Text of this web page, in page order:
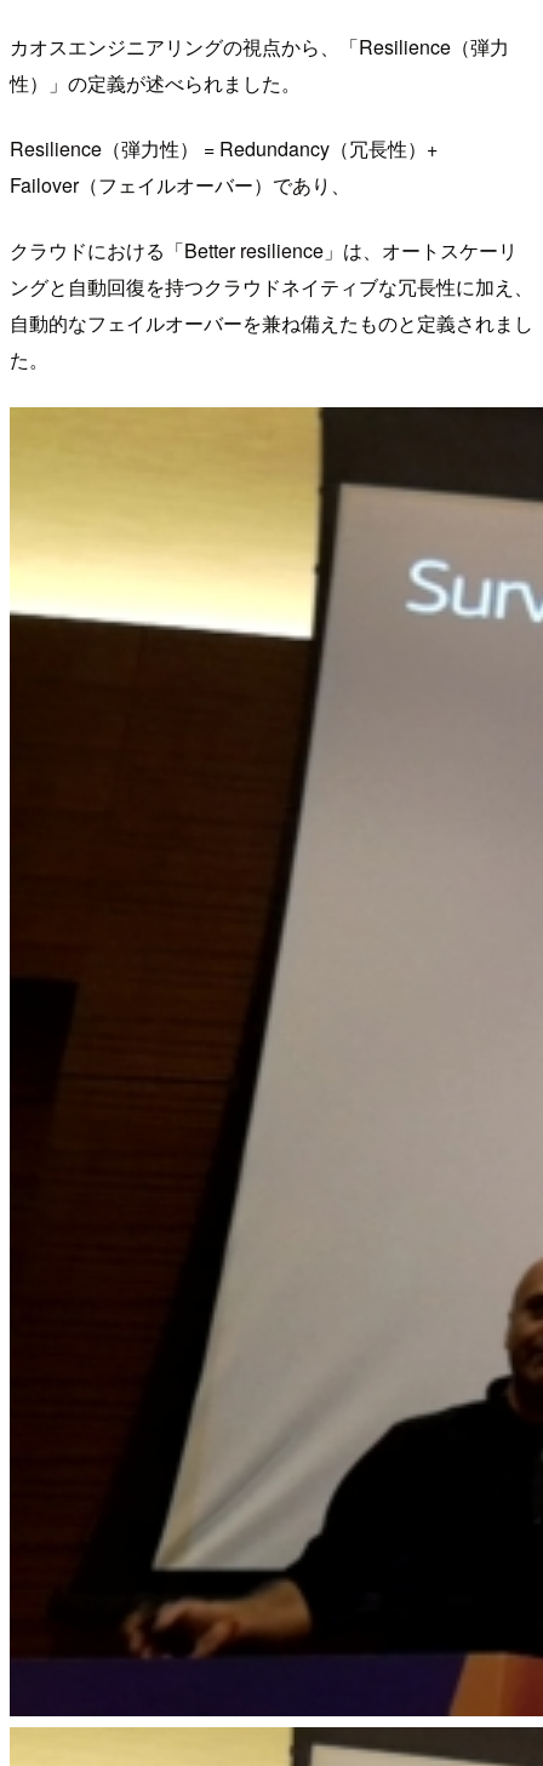
カオスエンジニアリングの視点から、「Resilience（弾力
性）」の定義が述べられました。
Resilience（弾力性） = Redundancy（冗長性）+
Failover（フェイルオーバー）であり、
クラウドにおける「Better resilience」は、オートスケーリ
ングと自動回復を持つクラウドネイティブな冗長性に加え、
自動的なフェイルオーバーを兼ね備えたものと定義されまし
た。